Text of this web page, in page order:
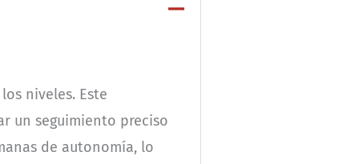
niveles. Este
un seguimiento preciso
de autonomía, lo